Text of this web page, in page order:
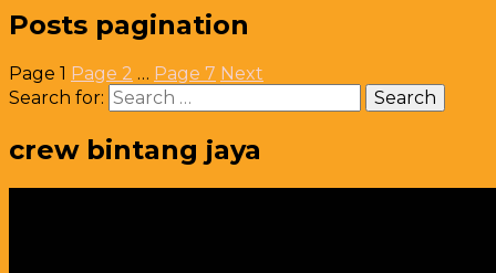
Posts pagination
Page 1 Page 2 … Page 7 Next
Search for:
crew bintang jaya